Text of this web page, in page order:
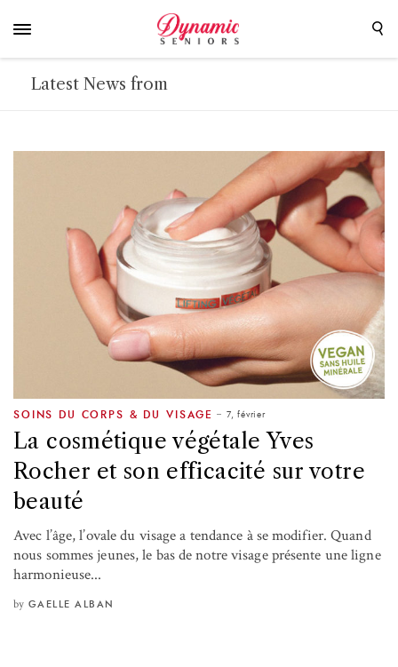
Latest News from
SOINS DU CORPS & DU VISAGE 7, février
La cosmétique végétale Yves
Rocher et son efficacité sur votre
beauté
Avec l’âge, l’ovale du visage a tendance à se modifier. Quand
nous sommes jeunes, le bas de notre visage présente une ligne
harmonieuse...
by GAELLE ALBAN